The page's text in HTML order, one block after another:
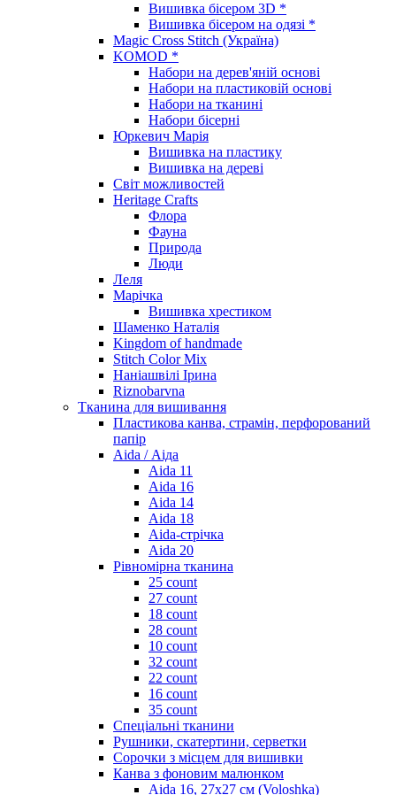
Вишивка бісером 3D *
Вишивка бісером на одязі *
Magic Cross Stitch (Україна)
KOMOD *
Набори на дерев'яній основі
Набори на пластиковій основі
Набори на тканині
Набори бісерні
Юркевич Марія
Вишивка на пластику
Вишивка на дереві
Світ можливостей
Heritage Crafts
Флора
Фауна
Природа
Люди
Леля
Марічка
Вишивка хрестиком
Шаменко Наталія
Kingdom of handmade
Stitch Color Mix
Наніашвілі Ірина
Riznobarvna
Тканина для вишивання
Пластикова канва, страмін, перфорований
папір
Aida / Аіда
Aida 11
Aida 16
Aida 14
Aida 18
Aida-стрічка
Aida 20
Рівномірна тканина
25 count
27 count
18 count
28 count
10 count
32 count
22 count
16 count
35 count
Спеціальні тканини
Рушники, скатертини, серветки
Сорочки з місцем для вишивки
Канва з фоновим малюнком
Aida 16, 27х27 см (Voloshka)